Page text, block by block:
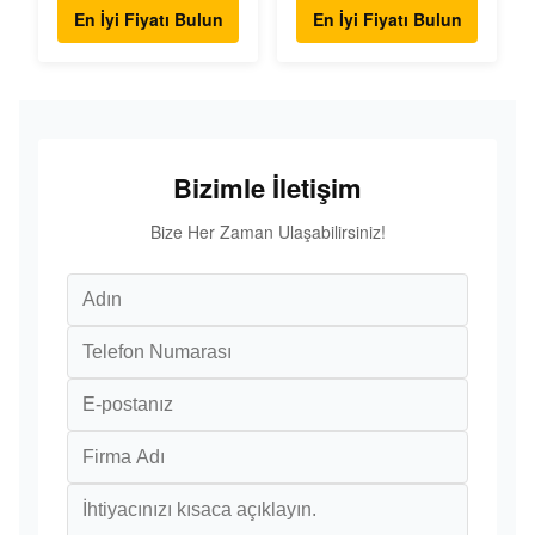
En İyi Fiyatı Bulun En İyi Fiyatı Bulun
Bizimle İletişim
Bize Her Zaman Ulaşabilirsiniz!